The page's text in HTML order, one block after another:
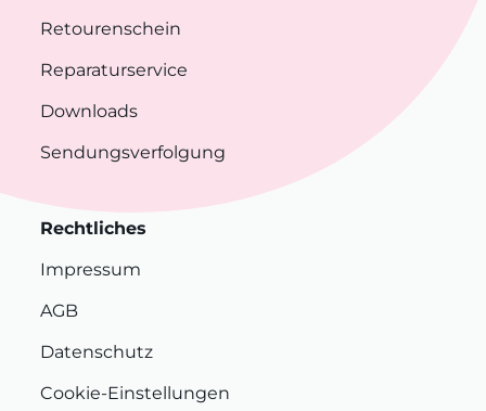
Retourenschein
Reparaturservice
Downloads
Sendungsverfolgung
Rechtliches
Impressum
AGB
Datenschutz
Cookie-Einstellungen